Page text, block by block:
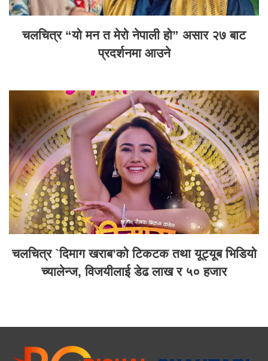
चलचित्र “यो मन त मेरो नेपाली हो” असार २७ बाट
प्रदर्शनमा आउने
चलचित्र `दिमाग खराब’को टिकटक तथा यूट्यूब भिडियो
च्यालेन्ज, विजयीलाई डेढ लाख र ५० हजार